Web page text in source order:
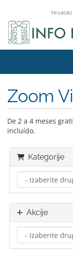
Hrvatski
Zoom
De 2 a 4 meses
incluído.
Kategorije
Akcije